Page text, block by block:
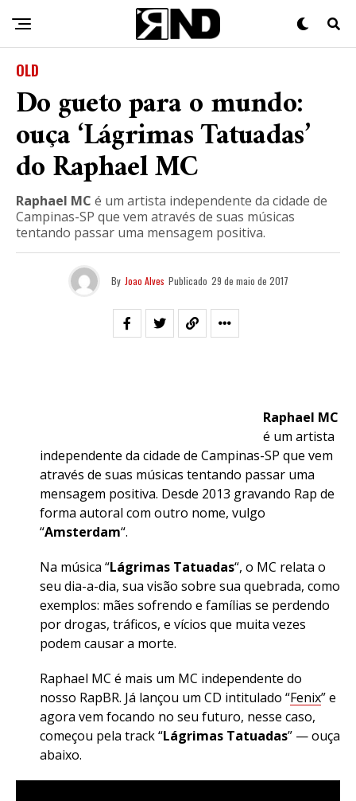
OLD
Do gueto para o mundo:
ouça ‘Lágrimas Tatuadas’
do Raphael MC
Raphael MC é um artista independente da cidade de
Campinas-SP que vem através de suas músicas
tentando passar uma mensagem positiva.
By Joao Alves Publicado 29 de maio de 2017
Raphael MC
é um artista
independente da cidade de Campinas-SP que vem
através de suas músicas tentando passar uma
mensagem positiva. Desde 2013 gravando Rap de
forma autoral com outro nome, vulgo
“Amsterdam“.
Na música “Lágrimas Tatuadas“, o MC relata o
seu dia-a-dia, sua visão sobre sua quebrada, como
exemplos: mães sofrendo e famílias se perdendo
por drogas, tráficos, e vícios que muita vezes
podem causar a morte.
Raphael MC é mais um MC independente do
nosso RapBR. Já lançou um CD intitulado “Fenix” e
agora vem focando no seu futuro, nesse caso,
começou pela track “Lágrimas Tatuadas” — ouça
abaixo.